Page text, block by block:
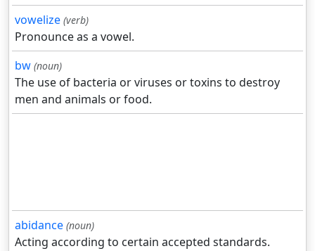
vowelize (verb)
Pronounce as a vowel.
bw (noun)
The use of bacteria or viruses or toxins to destroy
men and animals or food.
abidance (noun)
Acting according to certain accepted standards.